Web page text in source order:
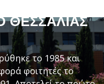
ΘΕΣΣΑΛΊΑΣ
το 1985 και
φοιτητές το